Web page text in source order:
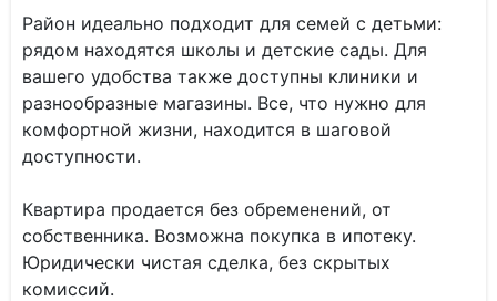
Район идеально подходит для семей с детьми:
рядом находятся школы и детские сады. Для
вашего удобства также доступны клиники и
разнообразные магазины. Все, что нужно для
комфортной жизни, находится в шаговой
доступности.
Квартира продается без обременений, от
собственника. Возможна покупка в ипотеку.
Юридически чистая сделка, без скрытых
комиссий.